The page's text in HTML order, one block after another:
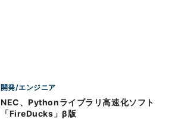
開発/エンジニア
NEC、Pythonライブラリ高速化ソフト
「FireDucks」β版